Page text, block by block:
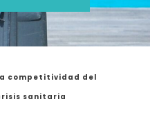
competitividad del
sanitaria